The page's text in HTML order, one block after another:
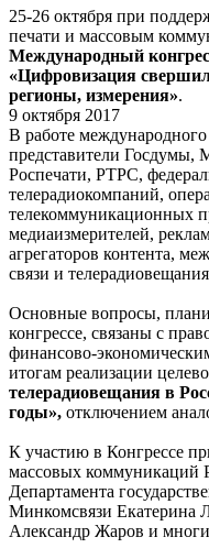
25-26 октября при
печати и массовым
Международный
«Цифровизация
регионы, измерения».
9 октября 2017
В работе
представители Госдумы,
Роспечати, РТРС,
телерадиокомпаний,
телекоммуникационных
медиаизмерителей,
агрегаторов контента,
связи и
Основные вопросы,
конгрессе, связаны с
финансово-
итогам реализации
телерадиовещания в
годы», отключением
К участию в Конгрессе
массовых коммуникаций
Департамента
Минкомсвязи Екатерина
Александр Жаров и